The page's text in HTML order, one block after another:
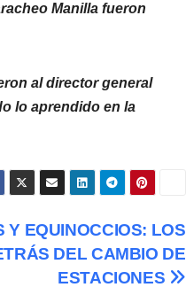
Manilla fueron
al director general
lo aprendido en la
Y EQUINOCCIOS: LOS
DEL CAMBIO DE
ESTACIONES